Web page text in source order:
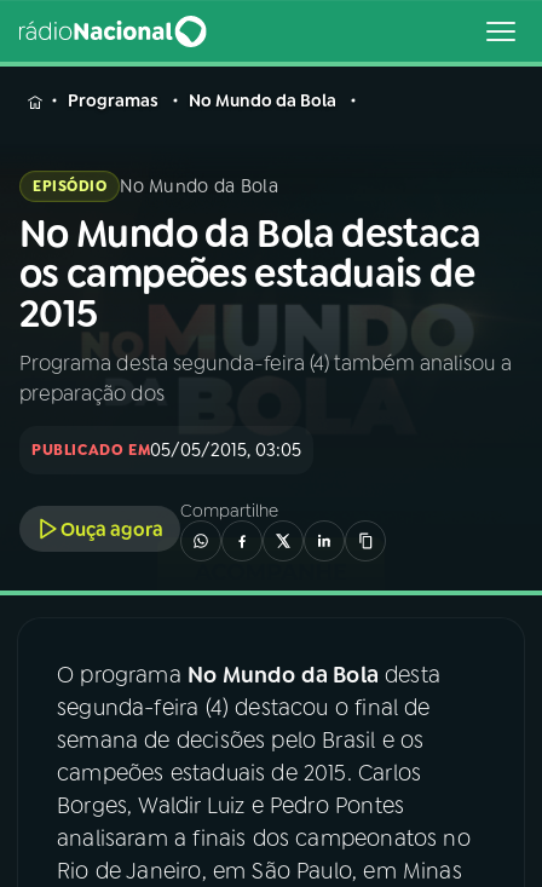
MENU
Buscar
na
Rádio
Nacional
Buscar
AO VIVO
INÍCIO
A RÁDIO
03PROGRAMAÇÃO
04PROGRAMAS
PODCASTS
06 VIDEOCASTS
Programas No Mundo da Bola
EPISÓDIO No Mundo da Bola
No Mundo da Bola destaca
os campeões estaduais de
2015
Programa desta segunda-feira (4) também analisou a
preparação dos
PUBLICADO EM05/05/2015, 03:05
Ouça agora
Compartilhe
O programa No Mundo da Bola desta
segunda-feira (4) destacou o final de
semana de decisões pelo Brasil e os
campeões estaduais de 2015. Carlos
Borges, Waldir Luiz e Pedro Pontes
analisaram a finais dos campeonatos no
Rio de Janeiro, em São Paulo, em Minas